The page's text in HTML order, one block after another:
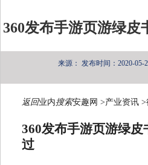
360发布手游页游绿皮
来源： 发布时间：2020-05-
返回业内搜索安趣网 >产业资讯
360发布手游页游绿皮
过